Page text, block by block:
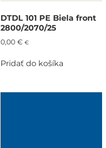
DTDL 101 PE Biela front
2800/2070/25
0,00 € €
Pridať do košíka